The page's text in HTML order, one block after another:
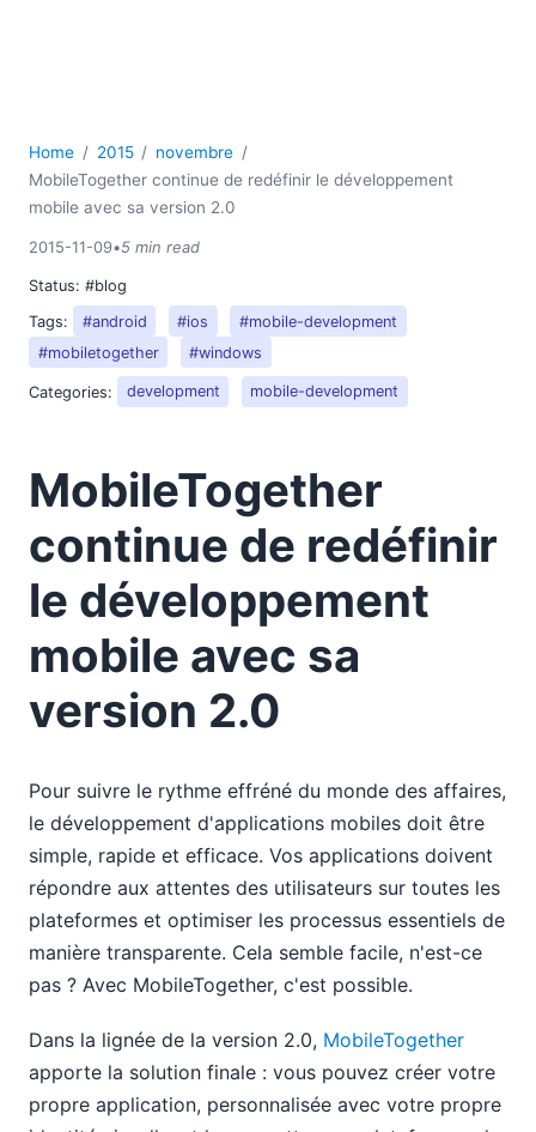
Home 2015
novembre
MobileTogether continue de redéfinir le développement
mobile avec sa version 2.0
2015-11-09•5 min read
Status: #blog
Tags:
#android #ios
#mobile-development
#mobiletogether
#windows
Categories: development mobile-development
MobileTogether
continue de redéfinir
le développement
mobile avec sa
version 2.0
Pour suivre le rythme effréné du monde des affaires,
le développement d'applications mobiles doit être
simple, rapide et efficace. Vos applications doivent
répondre aux attentes des utilisateurs sur toutes les
plateformes et optimiser les processus essentiels de
manière transparente. Cela semble facile, n'est-ce
pas ? Avec MobileTogether, c'est possible.
Dans la lignée de la version 2.0, MobileTogether
apporte la solution finale : vous pouvez créer votre
propre application, personnalisée avec votre propre